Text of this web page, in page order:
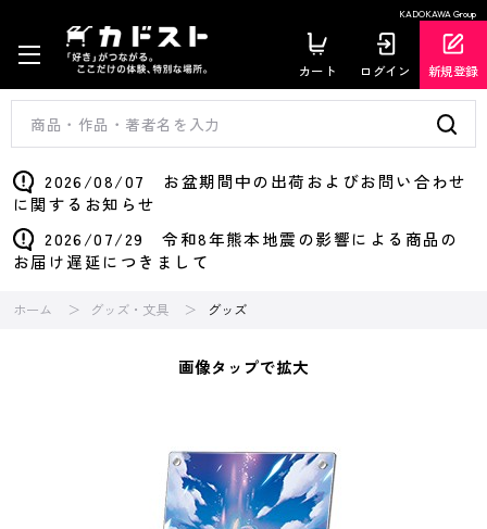
KADOKAWA Group
カート ログイン 新規登録
2026/08/07 お盆期間中の出荷およびお問い合わせ
に関するお知らせ
2026/07/29 令和8年熊本地震の影響による商品の
お届け遅延につきまして
ホーム グッズ・文具 グッズ
画像タップで拡大